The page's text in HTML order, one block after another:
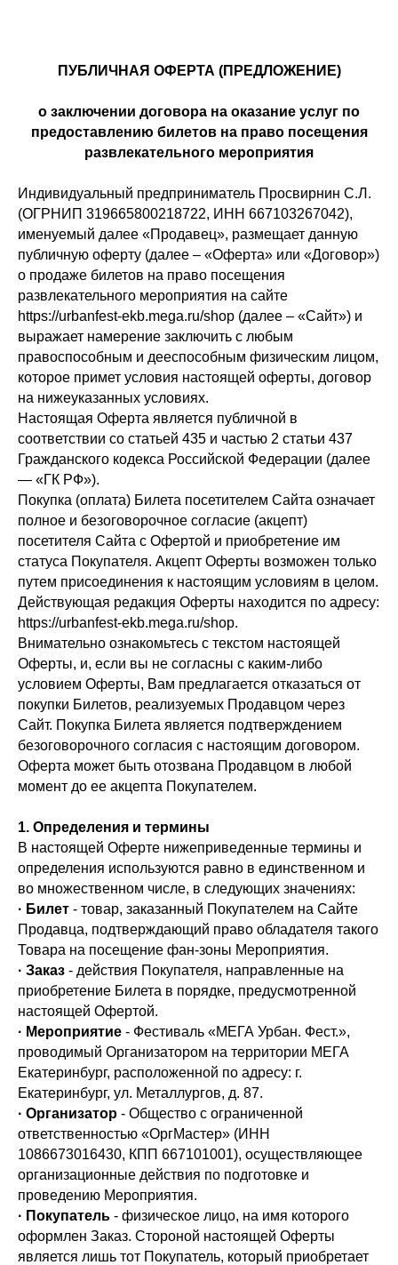
ПУБЛИЧНАЯ ОФЕРТА (ПРЕДЛОЖЕНИЕ)
о заключении договора на оказание услуг по
предоставлению билетов на право посещения
развлекательного мероприятия
Индивидуальный предприниматель Просвирнин С.Л.
(ОГРНИП 319665800218722, ИНН 667103267042),
именуемый далее «Продавец», размещает данную
публичную оферту (далее – «Оферта» или «Договор»)
о продаже билетов на право посещения
развлекательного мероприятия на сайте
https://urbanfest-ekb.mega.ru/shop (далее – «Сайт») и
выражает намерение заключить с любым
правоспособным и дееспособным физическим лицом,
которое примет условия настоящей оферты, договор
на нижеуказанных условиях.
Настоящая Оферта является публичной в
соответствии со статьей 435 и частью 2 статьи 437
Гражданского кодекса Российской Федерации (далее
— «ГК РФ»).
Покупка (оплата) Билета посетителем Сайта означает
полное и безоговорочное согласие (акцепт)
посетителя Сайта с Офертой и приобретение им
статуса Покупателя. Акцепт Оферты возможен только
путем присоединения к настоящим условиям в целом.
Действующая редакция Оферты находится по адресу:
https://urbanfest-ekb.mega.ru/shop.
Внимательно ознакомьтесь с текстом настоящей
Оферты, и, если вы не согласны с каким-либо
условием Оферты, Вам предлагается отказаться от
покупки Билетов, реализуемых Продавцом через
Сайт. Покупка Билета является подтверждением
безоговорочного согласия с настоящим договором.
Оферта может быть отозвана Продавцом в любой
момент до ее акцепта Покупателем.
1. Определения и термины
В настоящей Оферте нижеприведенные термины и
определения используются равно в единственном и
во множественном числе, в следующих значениях:
· Билет - товар, заказанный Покупателем на Сайте
Продавца, подтверждающий право обладателя такого
Товара на посещение фан-зоны Мероприятия.
· Заказ - действия Покупателя, направленные на
приобретение Билета в порядке, предусмотренной
настоящей Офертой.
· Мероприятие - Фестиваль «MEГА Урбан. Фест.»,
проводимый Организатором на территории МЕГА
Екатеринбург, расположенной по адресу: г.
Екатеринбург, ул. Металлургов, д. 87.
· Организатор - Общество с ограниченной
ответственностью «ОргМастер» (ИНН
1086673016430, КПП 667101001), осуществляющее
организационные действия по подготовке и
проведению Мероприятия.
· Покупатель - физическое лицо, на имя которого
оформлен Заказ. Стороной настоящей Оферты
является лишь тот Покупатель, который приобретает